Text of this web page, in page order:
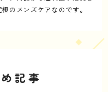
のメンズケアなのです。
記事